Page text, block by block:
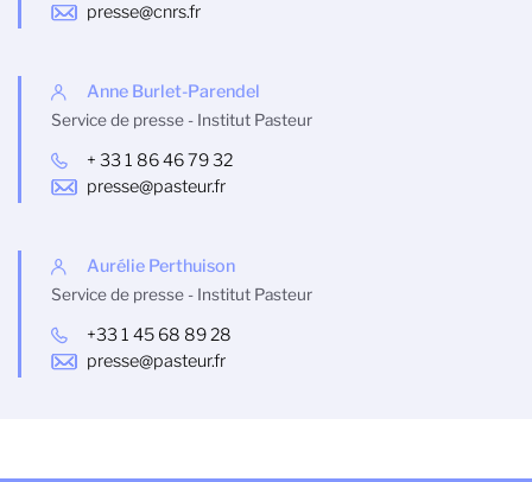
presse@cnrs.fr
Anne Burlet-Parendel
Service de presse - Institut Pasteur
+ 33 1 86 46 79 32
presse@pasteur.fr
Aurélie Perthuison
Service de presse - Institut Pasteur
+33 1 45 68 89 28
presse@pasteur.fr